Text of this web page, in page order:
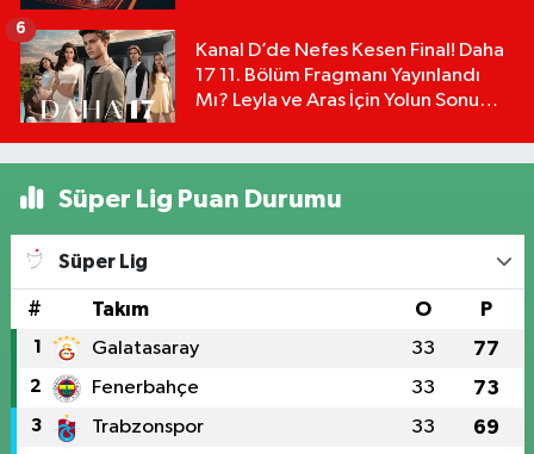
Kanal D’de Nefes Kesen Final! Daha
17 11. Bölüm Fragmanı Yayınlandı
Mı? Leyla ve Aras İçin Yolun Sonu
6
Süper Lig Puan Durumu
Süper Lig
# Takım O P
1 Galatasaray 33 77
2 Fenerbahçe 33 73
3 Trabzonspor 33 69